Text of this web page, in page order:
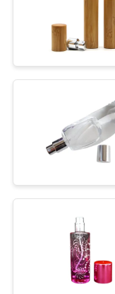
DEMANDEZ
DEVIS
PRIVACY
POLICY